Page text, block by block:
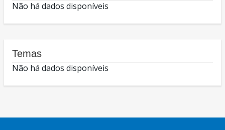
Não há dados disponíveis
Temas
Não há dados disponíveis